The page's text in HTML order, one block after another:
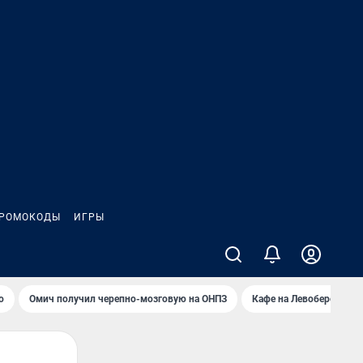
ИГРЫ
Омич получил черепно-мозговую на ОНПЗ Кафе на Левобережье